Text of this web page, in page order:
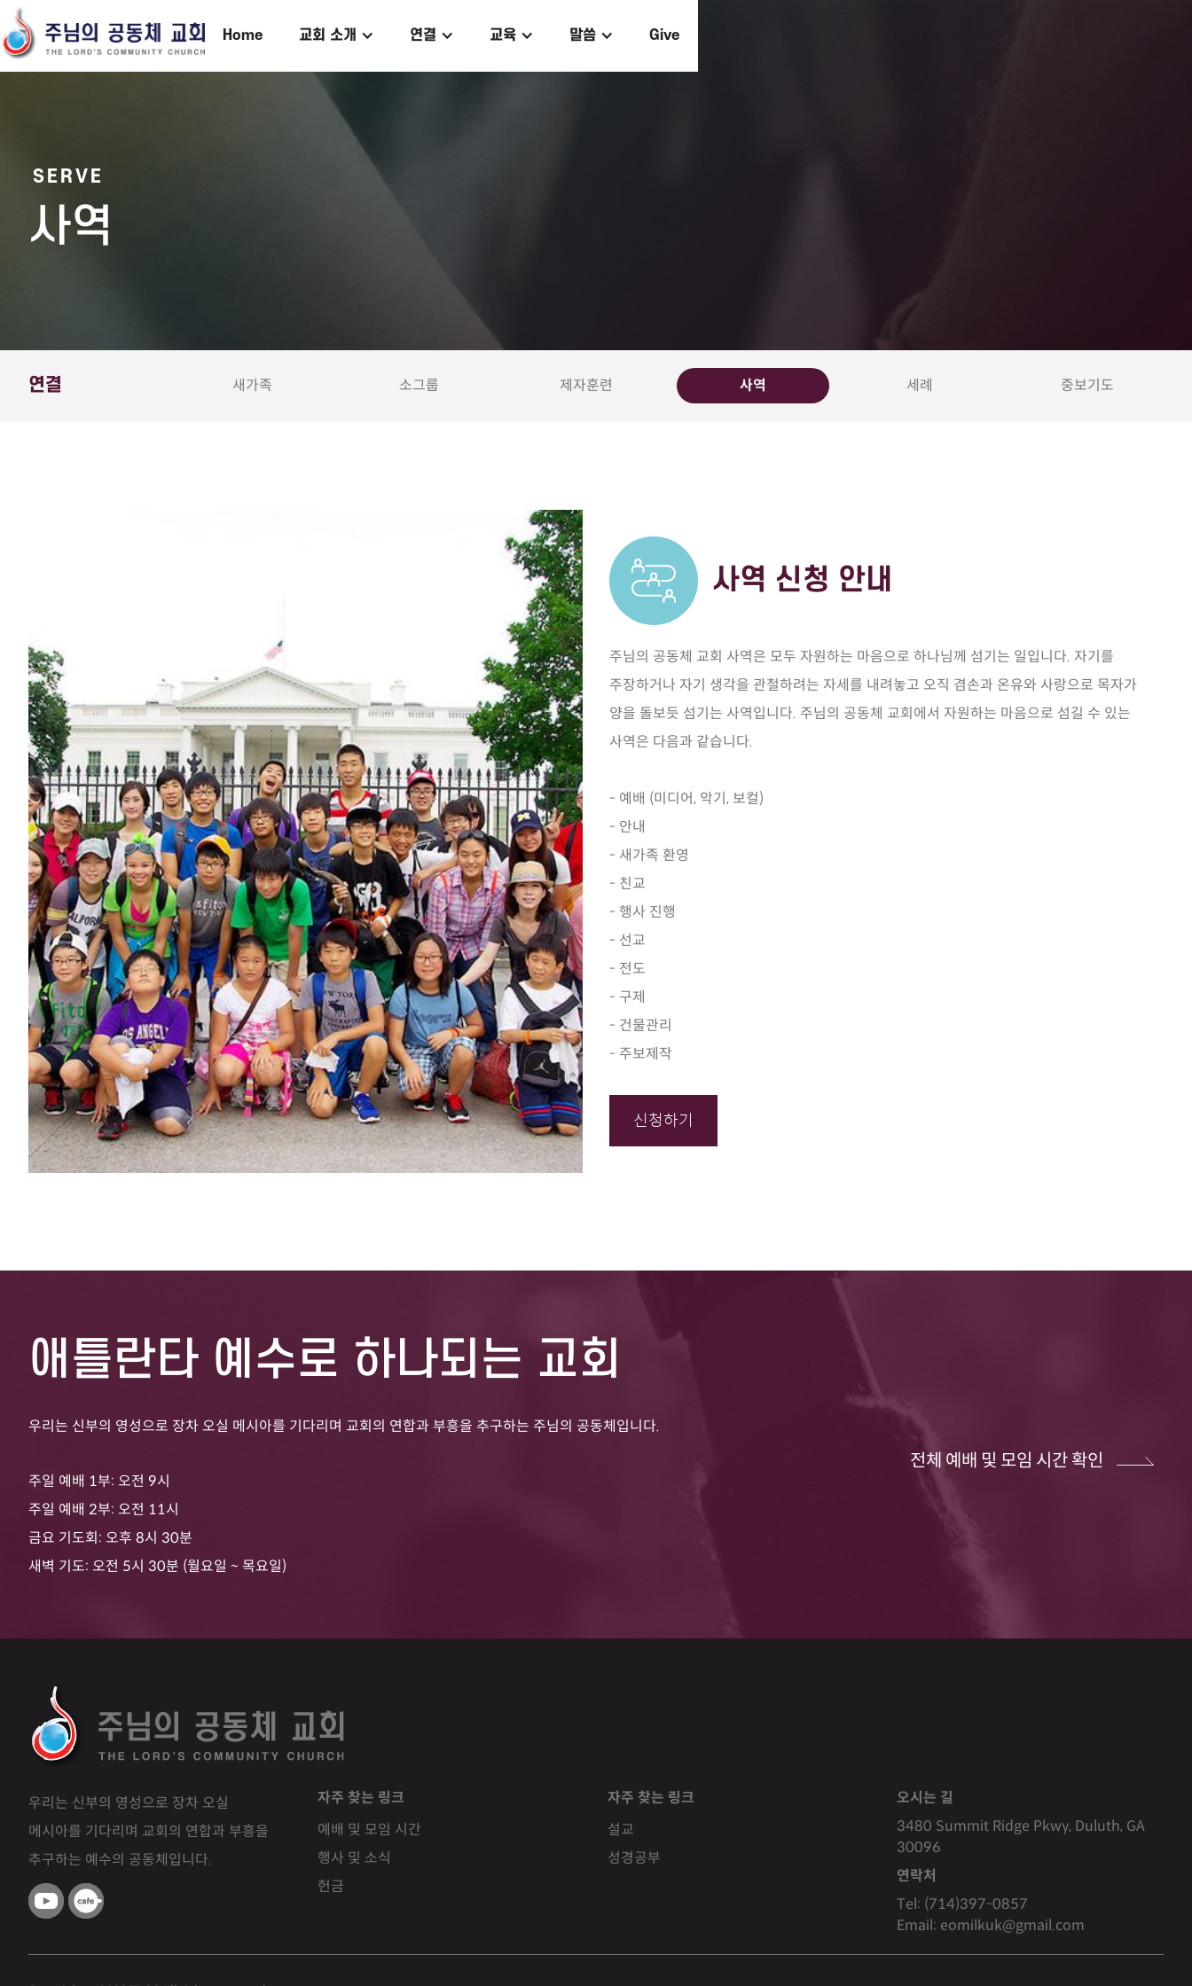
Home 교회 소개 연결 교육 말씀 Give
SERVE
사역
연결 새가족 소그룹 제자훈련 사역 세례 중보기도
사역 신청 안내
주님의 공동체 교회 사역은 모두 자원하는 마음으로 하나님께 섬기는 일입니다. 자기를
주장하거나 자기 생각을 관철하려는 자세를 내려놓고 오직 겸손과 온유와 사랑으로 목자가
양을 돌보듯 섬기는 사역입니다. 주님의 공동체 교회에서 자원하는 마음으로 섬길 수 있는
사역은 다음과 같습니다.
- 예배 (미디어, 악기, 보컬)
- 안내
- 새가족 환영
- 친교
- 행사 진행
- 선교
- 전도
- 구제
- 건물관리
- 주보제작
신청하기
애틀란타 예수로 하나되는 교회
우리는 신부의 영성으로 장차 오실 메시아를 기다리며 교회의 연합과 부흥을 추구하는 주님의 공동체입니다.
주일 예배 1부: 오전 9시
주일 예배 2부: 오전 11시
금요 기도회: 오후 8시 30분
새벽 기도: 오전 5시 30분 (월요일 ~ 목요일)
전체 예배 및 모임 시간 확인
우리는 신부의 영성으로 장차 오실
메시아를 기다리며 교회의 연합과 부흥을
추구하는 예수의 공동체입니다.
자주 찾는 링크
예배 및 모임 시간
행사 및 소식
헌금
자주 찾는 링크
설교
성경공부
오시는 길
3480 Summit Ridge Pkwy, Duluth, GA
30096
연락처
Tel: (714)397-0857
Email: eomilkuk@gmail.com